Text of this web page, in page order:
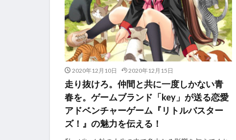
2020年12月10日 2020年12月15日
走り抜けろ。仲間と共に一度しかない青
春を。ゲームブランド「key」が送る恋愛
アドベンチャーゲーム『リトルバスター
ズ！』の魅力を伝える！